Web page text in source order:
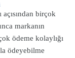
birçok
markanın
ödeme kolaylığı
ödeyebilme